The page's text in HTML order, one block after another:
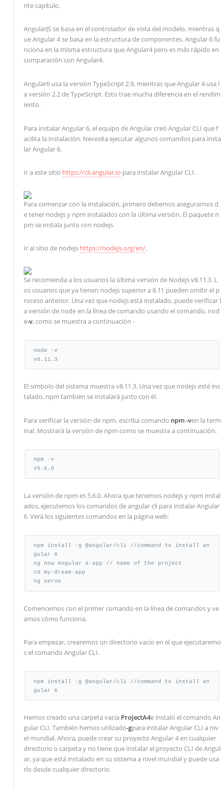
nte capítulo.
AngularJS se basa en el controlador de vista del modelo, mientras q
ue Angular 4 se basa en la estructura de componentes. Angular 6 fu
nciona en la misma estructura que Angular4 pero es más rápido en
comparación con Angular4.
Angular6 usa la versión TypeScript 2.9, mientras que Angular 4 usa l
a versión 2.2 de TypeScript. Esto trae mucha diferencia en el rendim
iento.
Para instalar Angular 6, el equipo de Angular creó Angular CLI que f
acilita la instalación. Necesita ejecutar algunos comandos para insta
lar Angular 6.
Ir a este sitio https://cli.angular.io para instalar Angular CLI.
Para comenzar con la instalación, primero debemos asegurarnos d
e tener nodejs y npm instalados con la última versión. El paquete n
pm se instala junto con nodejs.
Ir al sitio de nodejs https://nodejs.org/en/.
Se recomienda a los usuarios la última versión de Nodejs v8.11.3. L
os usuarios que ya tienen nodejs superior a 8.11 pueden omitir el p
roceso anterior. Una vez que nodejs está instalado, puede verificar l
a versión de node en la línea de comando usando el comando, nod
e-v, como se muestra a continuación -
node -v
v8.11.3
El símbolo del sistema muestra v8.11.3. Una vez que nodejs esté ins
talado, npm también se instalará junto con él.
Para verificar la versión de npm, escriba comando npm -ven la term
inal. Mostrará la versión de npm como se muestra a continuación.
npm -v
v5.6.0
La versión de npm es 5.6.0. Ahora que tenemos nodejs y npm instal
ados, ejecutemos los comandos de angular cli para instalar Angular
6. Verá los siguientes comandos en la página web:
npm install -g @angular/cli //command to install an
gular 6
ng new Angular 6-app // name of the project
cd my-dream-app
ng serve
Comencemos con el primer comando en la línea de comandos y ve
amos cómo funciona.
Para empezar, crearemos un directorio vacío en el que ejecutaremo
s el comando Angular CLI.
npm install -g @angular/cli //command to install an
gular 6
Hemos creado una carpeta vacía ProjectA4e instaló el comando An
gular CLI. También hemos utilizado-gpara instalar Angular CLI a niv
el mundial. Ahora, puede crear su proyecto Angular 4 en cualquier
directorio o carpeta y no tiene que instalar el proyecto CLI de Angul
ar, ya que está instalado en su sistema a nivel mundial y puede usa
rlo desde cualquier directorio.